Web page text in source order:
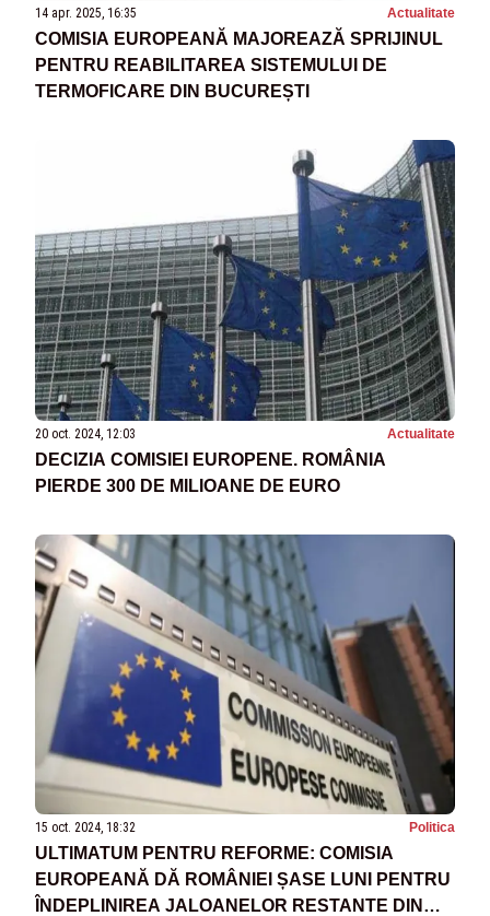
14 apr. 2025, 16:35 Actualitate
COMISIA EUROPEANĂ MAJOREAZĂ SPRIJINUL
PENTRU REABILITAREA SISTEMULUI DE
TERMOFICARE DIN BUCUREȘTI
20 oct. 2024, 12:03 Actualitate
DECIZIA COMISIEI EUROPENE. ROMÂNIA
PIERDE 300 DE MILIOANE DE EURO
15 oct. 2024, 18:32 Politica
ULTIMATUM PENTRU REFORME: COMISIA
EUROPEANĂ DĂ ROMÂNIEI ȘASE LUNI PENTRU
ÎNDEPLINIREA JALOANELOR RESTANTE DIN